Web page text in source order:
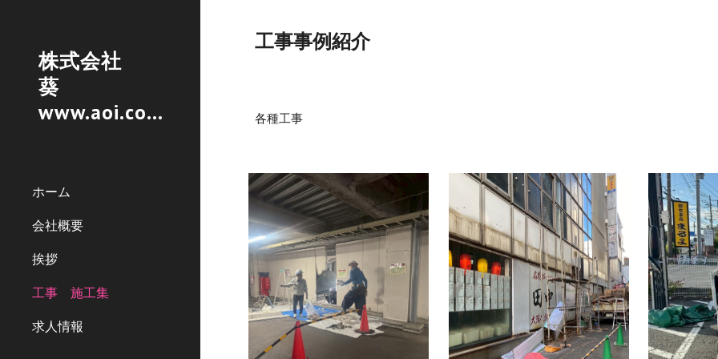
Skip to main content
株式会社
葵
www.aoi.com.mx
ホーム
会社概要
挨拶
工事 施工集
求人情報
工事事例紹介
各種工事